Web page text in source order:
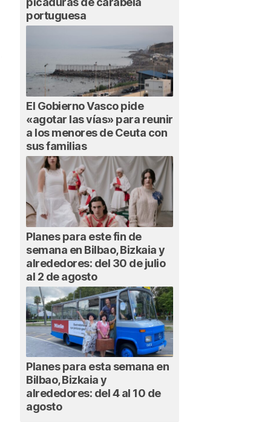
portuguesa
El Gobierno Vasco pide
«agotar las vías» para reunir
a los menores de Ceuta con
sus familias
Planes para este fin de
semana en Bilbao, Bizkaia y
alrededores: del 30 de julio
al 2 de agosto
Planes para esta semana en
Bilbao, Bizkaia y
alrededores: del 4 al 10 de
agosto